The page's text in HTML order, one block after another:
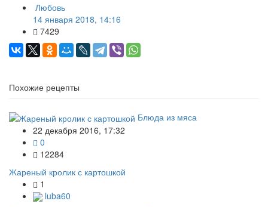
Любовь
14 января 2018, 14:16
7429
Похожие рецепты
Блюда из мяса
22 декабря 2016, 17:32
0
12284
Жареный кролик с картошкой
1
luba60